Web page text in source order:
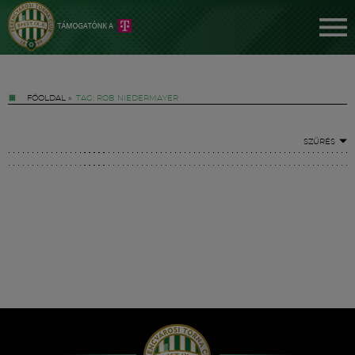
FŐOLDAL » TAG: ROB NIEDERMAYER
SZŰRÉS
Hírek